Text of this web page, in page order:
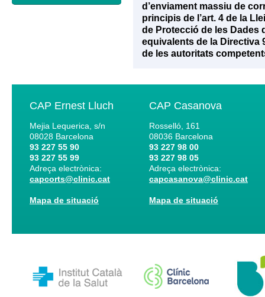
d’enviament massiu de
principis de l’art. 4 de la
de Protecció de les Dades
equivalents de la Directiva
de les autoritats
CAP Ernest Lluch
Mejia Lequerica, s/n
08028 Barcelona
93 227 55 90
93 227 55 99
Adreça electrònica:
capcorts@clinic.cat
Mapa de situació
CAP Casanova
Rosselló, 161
08036 Barcelona
93 227 98 00
93 227 98 05
Adreça electrònica:
capcasanova@clinic.cat
Mapa de situació